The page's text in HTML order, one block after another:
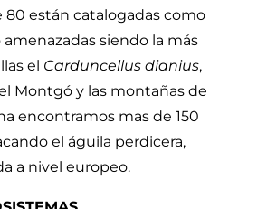
80 están catalogadas como
amenazadas siendo la más
el Carduncellus dianius,
Montgó y las montañas de
encontramos mas de 150
el águila perdicera,
a nivel europeo.